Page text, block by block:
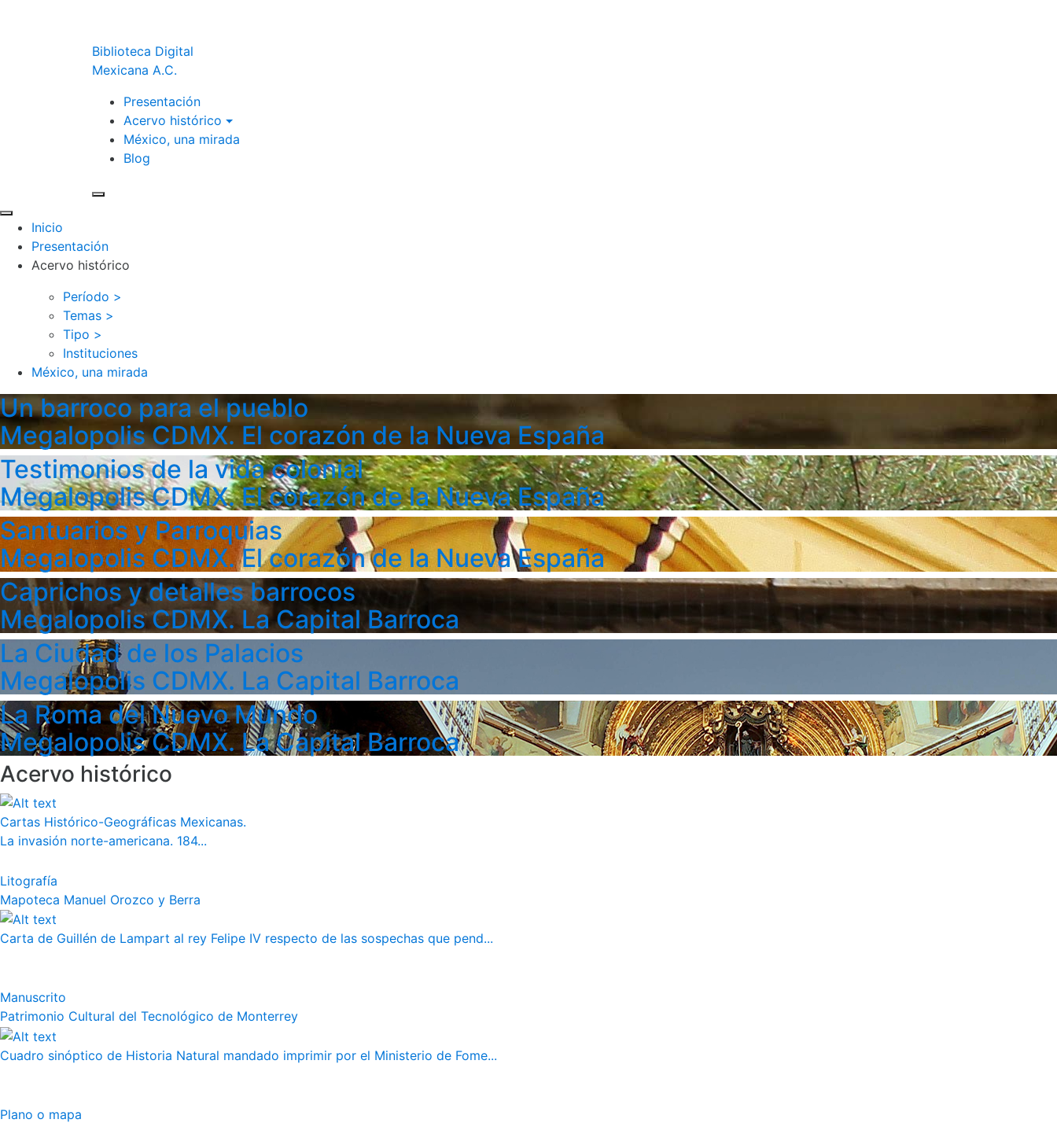
Biblioteca Digital
Mexicana A.C.
Presentación
Acervo histórico
México, una mirada
Blog
Inicio
Presentación
Acervo histórico
Período >
Temas >
Tipo >
Instituciones
México, una mirada
Un barroco para el pueblo
Megalopolis CDMX. El corazón de la Nueva España
Testimonios de la vida colonial
Megalopolis CDMX. El corazón de la Nueva España
Santuarios y Parroquias
Megalopolis CDMX. El corazón de la Nueva España
Caprichos y detalles barrocos
Megalopolis CDMX. La Capital Barroca
La Ciudad de los Palacios
Megalopolis CDMX. La Capital Barroca
La Roma del Nuevo Mundo
Megalopolis CDMX. La Capital Barroca
Acervo histórico
Cartas Histórico-Geográficas Mexicanas.
La invasión norte-americana. 184...
Litografía
Mapoteca Manuel Orozco y Berra
Carta de Guillén de Lampart al rey Felipe IV respecto de las sospechas que pend...
Manuscrito
Patrimonio Cultural del Tecnológico de Monterrey
Cuadro sinóptico de Historia Natural mandado imprimir por el Ministerio de Fome...
Plano o mapa